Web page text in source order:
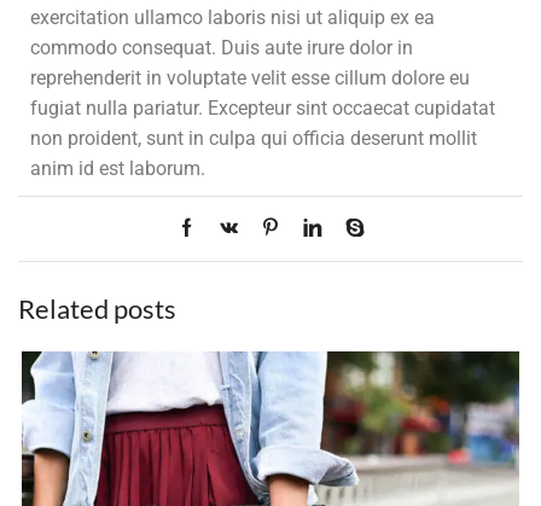
exercitation ullamco laboris nisi ut aliquip ex ea
commodo consequat. Duis aute irure dolor in
reprehenderit in voluptate velit esse cillum dolore eu
fugiat nulla pariatur. Excepteur sint occaecat cupidatat
non proident, sunt in culpa qui officia deserunt mollit
anim id est laborum.
Related posts